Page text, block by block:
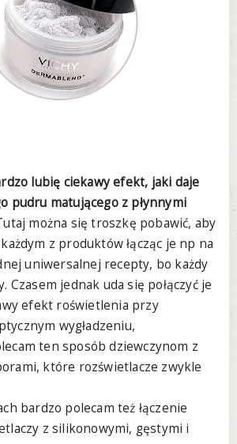
lubię ciekawy efekt, jaki daje
pudru matującego z płynnymi
można się troszkę pobawić, aby
z produktów łącząc je np na
uniwersalnej recepty, bo każdy
jednak uda się połączyć je
efekt roświetlenia przy
wygładzeniu,
ten sposób dziewczynom z
które rozświetlacze zwykle
bardzo polecam też łączenie
z silikonowymi, gęstymi i